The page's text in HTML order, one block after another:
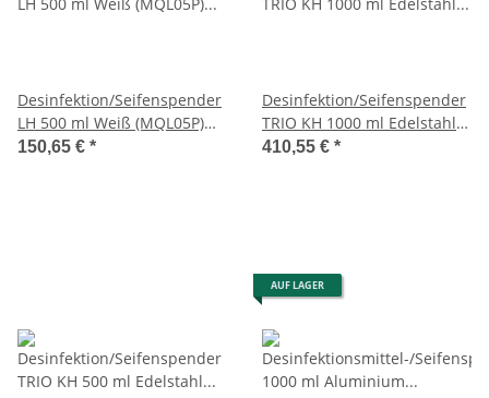
Desinfektion/Seifenspender
LH 500 ml Weiß (MQL05P)
(MediQo-line)
150,65 € *
Desinfektion/Seifenspender
TRIO KH 1000 ml Edelstahl
(MQTV10E) (MediQo-line)
410,55 € *
AUF LAGER